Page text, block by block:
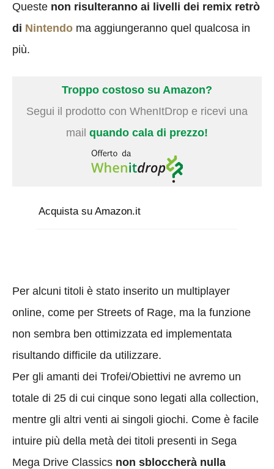
Queste non risulteranno ai livelli dei remix retrò
di Nintendo ma aggiungeranno quel qualcosa in
più.
Troppo costoso su Amazon?
Segui il prodotto con WhenItDrop e ricevi una
mail quando cala di prezzo!
Acquista su Amazon.it
Per alcuni titoli è stato inserito un multiplayer
online, come per Streets of Rage, ma la funzione
non sembra ben ottimizzata ed implementata
risultando difficile da utilizzare.
Per gli amanti dei Trofei/Obiettivi ne avremo un
totale di 25 di cui cinque sono legati alla collection,
mentre gli altri venti ai singoli giochi. Come è facile
intuire più della metà dei titoli presenti in Sega
Mega Drive Classics non sbloccherà nulla